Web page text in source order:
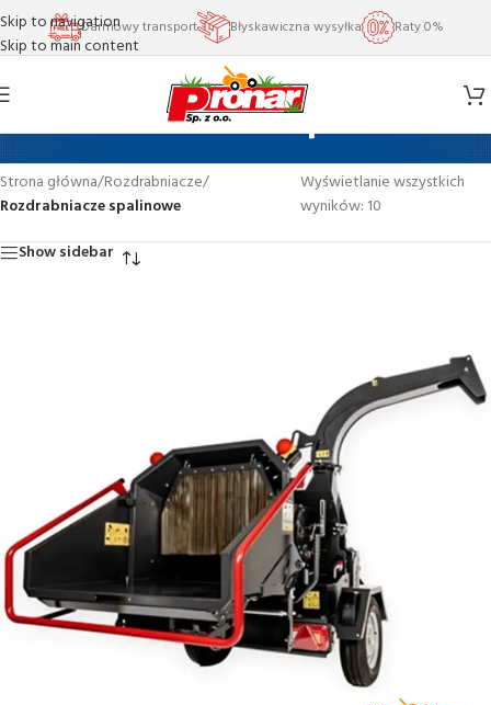
Skip to navigation
Skip to main content
Darmowy transport Błyskawiczna wysyłka Raty 0%
Rozdrabniacze spalinowe
Strona główna/Rozdrabniacze/
Rozdrabniacze spalinowe
Wyświetlanie wszystkich
wyników: 10
Show sidebar